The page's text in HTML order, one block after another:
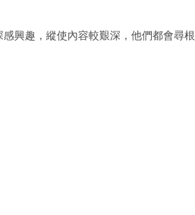
興趣，縱使內容較艱深，他們都會尋根